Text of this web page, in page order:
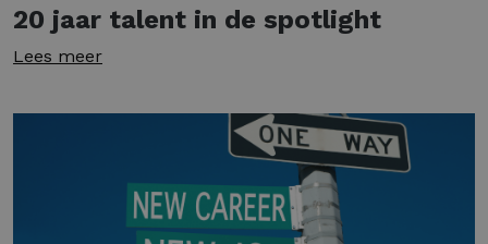
20 jaar talent in de spotlight
Lees meer